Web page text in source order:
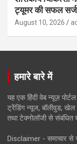
ट्यूमर की सफल
August 10, 2026
हमारे बारे में
यह एक हिंदी वेब न्यूज़
ट्रेंडिंग न्यूज, बॉलीवुड,
तथा टेक्नोलॉजी से संबंधित
Disclaimer - समाचार से